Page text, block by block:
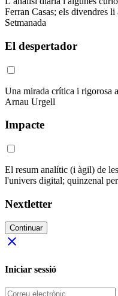
Ferran Casas; els divendres
Setmanada
El despertador
Una mirada crítica i rigorosa
Arnau Urgell
Impacte
El resum analític (i àgil) de
l'univers digital; quinzenal
Nextletter
Continuar
close
Iniciar sessió